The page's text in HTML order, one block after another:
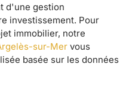
d'une gestion
investissement. Pour
immobilier, notre
sur-Mer vous
basée sur les données